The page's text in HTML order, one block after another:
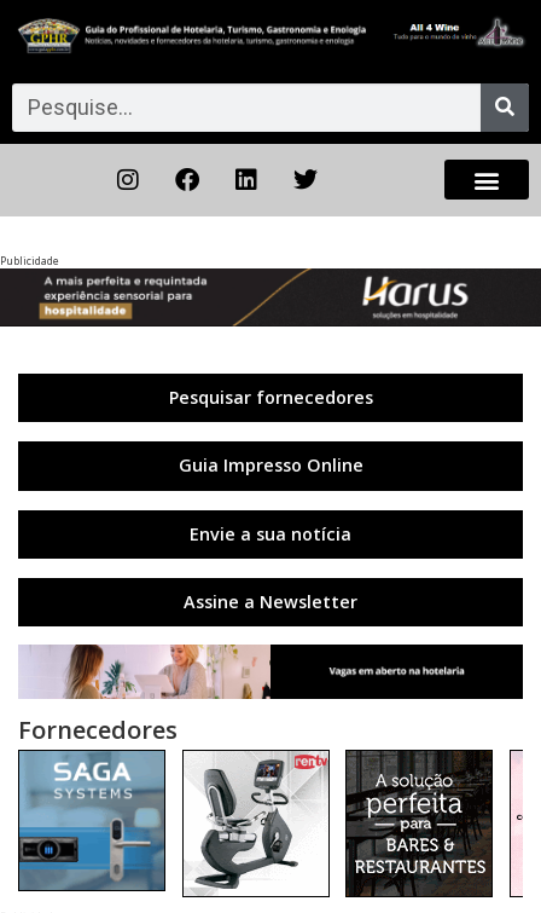
Publicidade
Pesquisar fornecedores
Guia Impresso Online
Envie a sua notícia
Assine a Newsletter
Fornecedores